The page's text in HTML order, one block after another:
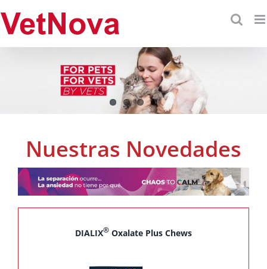
to
content
Nuestras Novedades
DIALIX® Oxalate Plus Chews